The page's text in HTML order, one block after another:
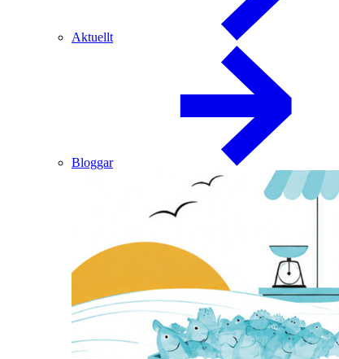
Aktuellt
Bloggar